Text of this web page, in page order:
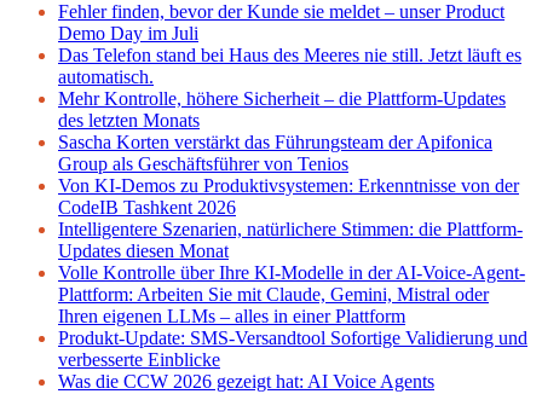
Fehler finden, bevor der Kunde sie meldet – unser Product
Demo Day im Juli
Das Telefon stand bei Haus des Meeres nie still. Jetzt läuft es
automatisch.
Mehr Kontrolle, höhere Sicherheit – die Plattform-Updates
des letzten Monats
Sascha Korten verstärkt das Führungsteam der Apifonica
Group als Geschäftsführer von Tenios
Von KI-Demos zu Produktivsystemen: Erkenntnisse von der
CodeIB Tashkent 2026
Intelligentere Szenarien, natürlichere Stimmen: die Plattform-
Updates diesen Monat
Volle Kontrolle über Ihre KI-Modelle in der AI-Voice-Agent-
Plattform: Arbeiten Sie mit Claude, Gemini, Mistral oder
Ihren eigenen LLMs – alles in einer Plattform
Produkt-Update: SMS-Versandtool Sofortige Validierung und
verbesserte Einblicke
Was die CCW 2026 gezeigt hat: AI Voice Agents